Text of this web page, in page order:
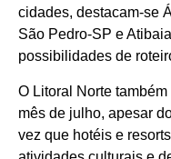
cidades, destacam-se
São Pedro-SP e
possibilidades de
O Litoral Norte
mês de julho, apesar
vez que hotéis e